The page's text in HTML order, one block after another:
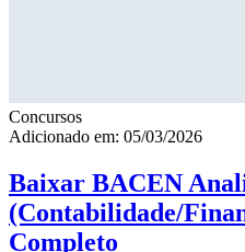
Concursos
Adicionado em: 05/03/2026
Baixar BACEN
(Contabilidade/
Completo